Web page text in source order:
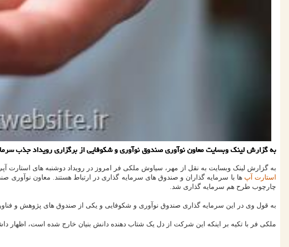
به گزارش لینک وبسایت معاون نوآوری صندوق نوآوری و شکوفایی از برگزاری رویداد جذب
به گزارش لینک وبسایت به نقل از مهر، سیاوش ملکی فر امروز در رویداد دوشنبه های استارت
استارت آپ
چارچوب طرح هم سرمایه گذاری شد.
به قول وی در این سرمایه گذاری صندوق نوآوری و شکوفایی و یکی از صندوق های پژوهش و فناوری مبلغ ۲ میلیارد تومان بر روی این طرح
ملکی فر با تکیه بر اینکه این شرکت از دل یک شتاب دهنده دانش بنیان خارج شده است، اظهار